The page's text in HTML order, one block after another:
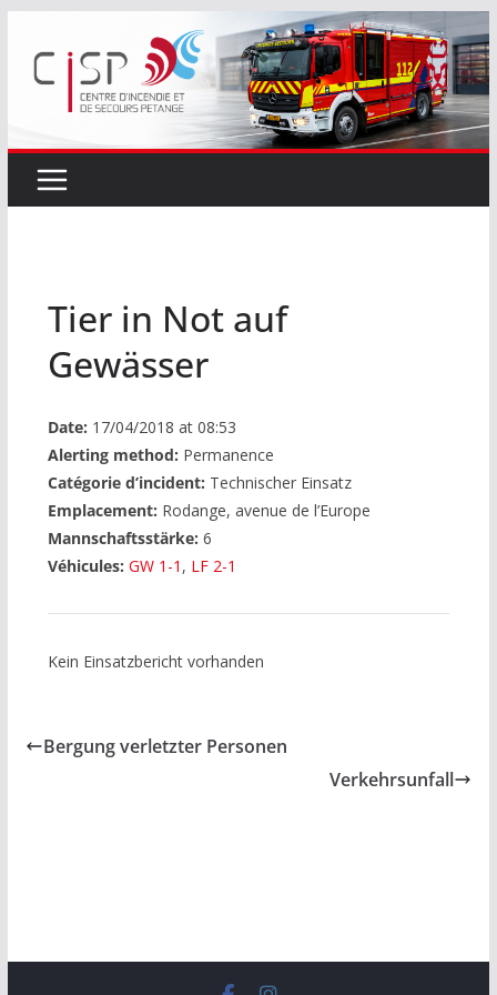
contenu
Tier in Not auf
Gewässer
Date: 17/04/2018 at 08:53
Alerting method: Permanence
Catégorie d’incident: Technischer Einsatz
Emplacement: Rodange, avenue de l’Europe
Mannschaftsstärke: 6
Véhicules: GW 1-1 , LF 2-1
Kein Einsatzbericht vorhanden
Bergung verletzter Personen
Verkehrsunfall